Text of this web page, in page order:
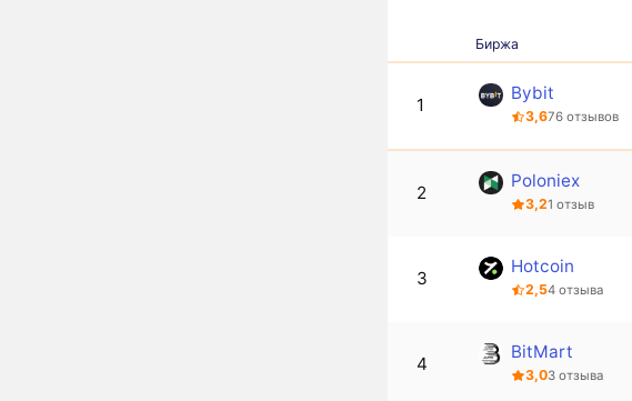
Биржа
1
Bybit
3,676 отзывов
2
Poloniex
3,21 отзыв
3
Hotcoin
2,54 отзыва
4
BitMart
3,03 отзыва